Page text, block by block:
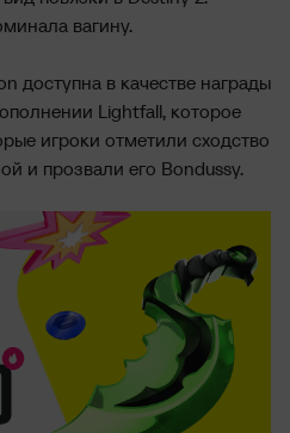
вагину.
доступна в качестве награды
Lightfall, которое
игроки отметили сходство
и прозвали его Bondussy.